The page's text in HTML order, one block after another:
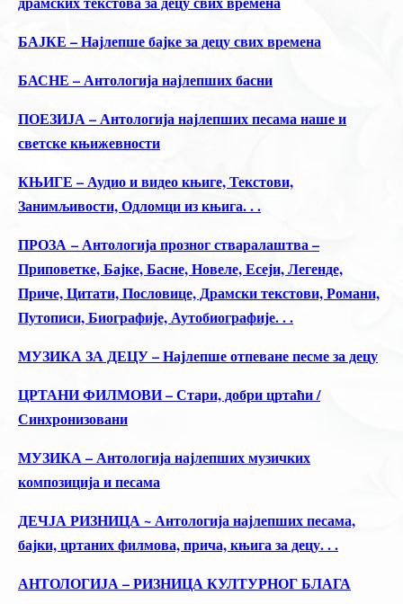
БАЈКЕ – Најлепше бајке за децу свих времена
БАСНЕ – Антологија најлепших басни
ПОЕЗИЈА – Антологија најлепших песама наше и
светске књижевности
КЊИГЕ – Аудио и видео књиге, Текстови,
Занимљивости, Одломци из књига. . .
ПРОЗА – Антологија прозног стваралаштва –
Приповетке, Бајке, Басне, Новеле, Есеји, Легенде,
Приче, Цитати, Пословице, Драмски текстови, Романи,
Путописи, Биографије, Аутобиографије. . .
МУЗИКА ЗА ДЕЦУ – Најлепше отпеване песме за децу
ЦРТАНИ ФИЛМОВИ – Стари, добри цртаћи /
Синхронизовани
МУЗИКА – Антологија најлепших музичких
композиција и песама
ДЕЧЈА РИЗНИЦА ~ Антологија најлепших песама,
бајки, цртаних филмова, прича, књига за децу. . .
АНТОЛОГИЈА – РИЗНИЦА КУЛТУРНОГ БЛАГА